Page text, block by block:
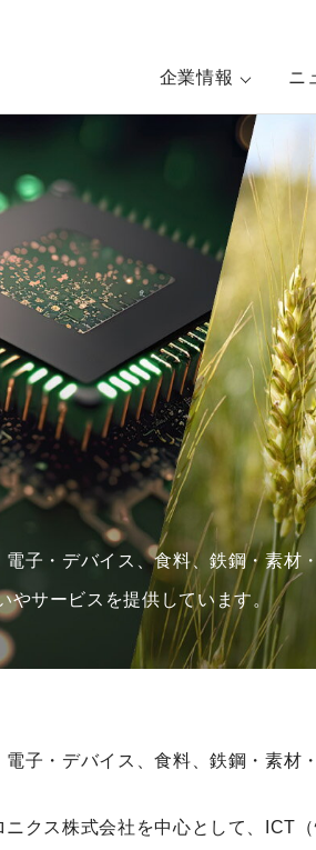
企業情報 ニ
子・デバイス、食料、鉄鋼・素材
やサービスを提供しています。
子・デバイス、食料、鉄鋼・素
クス株式会社を中心として、ICT